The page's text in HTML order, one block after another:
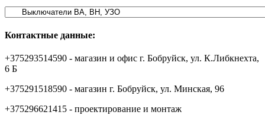
Контактные данные:
+375293514590 - магазин и офис г. Бобруйск, ул. К.Либкнехта,
6 Б
+375291518590 - магазин г. Бобруйск, ул. Минская, 96
+375296621415 - проектирование и монтаж